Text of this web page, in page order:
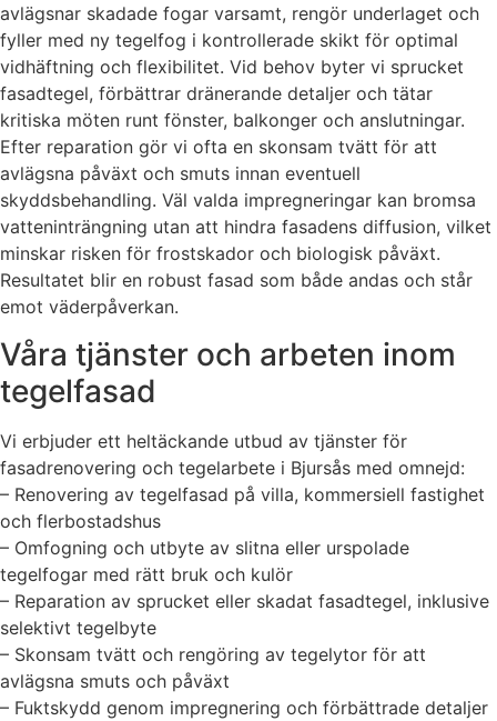
avlägsnar skadade fogar varsamt, rengör underlaget och
fyller med ny tegelfog i kontrollerade skikt för optimal
vidhäftning och flexibilitet. Vid behov byter vi sprucket
fasadtegel, förbättrar dränerande detaljer och tätar
kritiska möten runt fönster, balkonger och anslutningar.
Efter reparation gör vi ofta en skonsam tvätt för att
avlägsna påväxt och smuts innan eventuell
skyddsbehandling. Väl valda impregneringar kan bromsa
vatteninträngning utan att hindra fasadens diffusion, vilket
minskar risken för frostskador och biologisk påväxt.
Resultatet blir en robust fasad som både andas och står
emot väderpåverkan.
Våra tjänster och arbeten inom
tegelfasad
Vi erbjuder ett heltäckande utbud av tjänster för
fasadrenovering och tegelarbete i Bjursås med omnejd:
– Renovering av tegelfasad på villa, kommersiell fastighet
och flerbostadshus
– Omfogning och utbyte av slitna eller urspolade
tegelfogar med rätt bruk och kulör
– Reparation av sprucket eller skadat fasadtegel, inklusive
selektivt tegelbyte
– Skonsam tvätt och rengöring av tegelytor för att
avlägsna smuts och påväxt
– Fuktskydd genom impregnering och förbättrade detaljer